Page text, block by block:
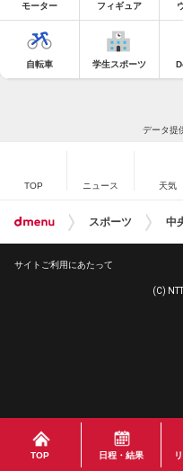
TOP 日程・結果
モーター フィギュア
自転車 学生スポーツ
データ提
TOP ニュース 天気
スポーツ 中
サイトご利用にあたって
(C)